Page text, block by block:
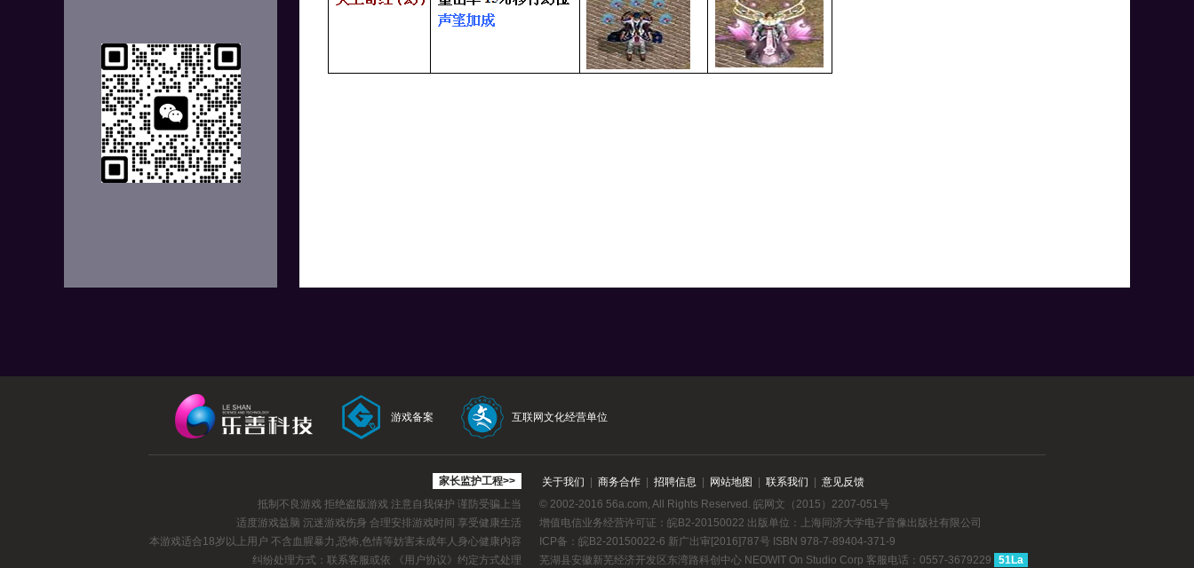
游戏备案 互联网文化经营单位
家长监护工程>>
抵制不良游戏 拒绝盗版游戏 注意自我保护 谨防受骗上当
适度游戏益脑 沉迷游戏伤身 合理安排游戏时间 享受健康生活
本游戏适合18岁以上用户 不含血腥暴力,恐怖,色情等妨害未成年人身心健康内容
纠纷处理方式：联系客服或依
《用户协议》 约定方式处理
关于我们 商务合作 招聘信息 网站地图 联系我们
意见反馈
© 2002-2016 56a.com, All Rights Reserved. 皖网文（2015）2207-051号
增值电信业务经营许可证： 皖B2-20150022 出版单位：上海同济大学电子音像出版社有限公司
ICP备：皖B2-20150022-6 新广出审[2016]787号 ISBN 978-7-89404-371-9
芜湖县安徽新芜经济开发区东湾路科创中心 NEOWIT On Studio Corp 客服电话：0557-3679229
51La